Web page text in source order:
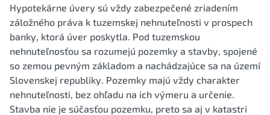
Hypotekárne úvery sú vždy zabezpečené zriadením
záložného práva k tuzemskej nehnuteľnosti v prospech
banky, ktorá úver poskytla. Pod tuzemskou
nehnuteľnosťou sa rozumejú pozemky a stavby, spojené
so zemou pevným základom a nachádzajúce sa na území
Slovenskej republiky. Pozemky majú vždy charakter
nehnuteľnosti, bez ohľadu na ich výmeru a určenie.
Stavba nie je súčasťou pozemku, preto sa aj v katastri